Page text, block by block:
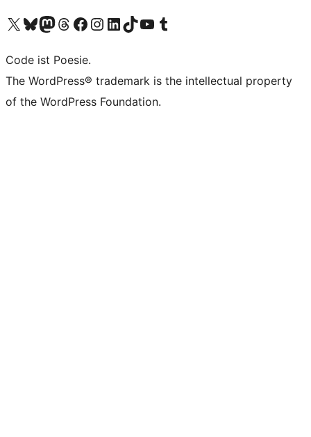
Unser X-Konto (früher Twitter) besuchen
Unser Bluesky-Konto besuchen
Unser Mastodon-Konto besuchen
Unser Threads-Konto besuchen
Unsere Facebook-Seite besuchen
Unser Instagram-Konto besuchen
Unser LinkedIn-Konto besuchen
Unser TikTok-Konto besuchen
Unseren YouTube-Kanal besuchen
Unser Tumblr-Konto besuchen
Code ist Poesie.
The WordPress® trademark is the intellectual property
of the WordPress Foundation.